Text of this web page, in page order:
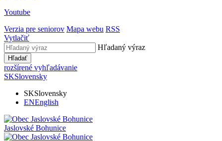
Youtube
Verzia pre seniorov Mapa webu RSS
Vytlačiť
Hľadaný výraz
Hľadať
rozšírené vyhľadávanie
SKSlovensky
SKSlovensky
ENEnglish
Jaslovské Bohunice